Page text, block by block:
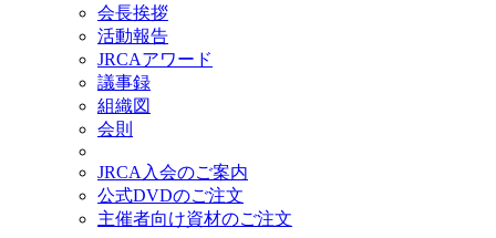
会長挨拶
活動報告
JRCAアワード
議事録
組織図
会則
JRCA入会のご案内
公式DVDのご注文
主催者向け資材のご注文